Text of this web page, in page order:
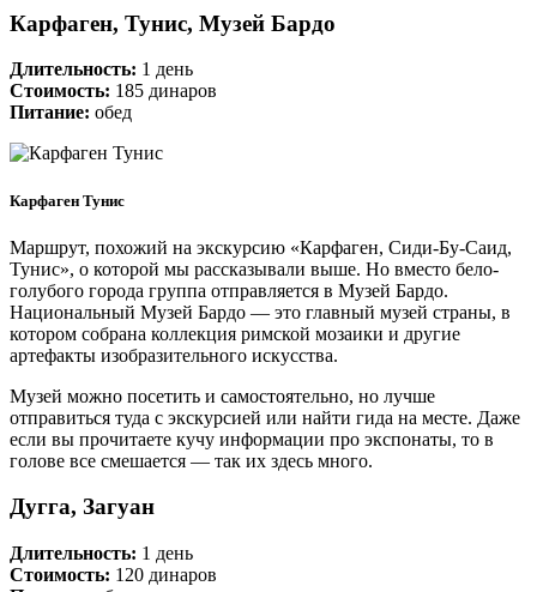
Карфаген, Тунис, Музей Бардо
Длительность: 1 день
Стоимость: 185 динаров
Питание: обед
Карфаген Тунис
Маршрут, похожий на экскурсию «Карфаген, Сиди-Бу-Саид,
Тунис», о которой мы рассказывали выше. Но вместо бело-
голубого города группа отправляется в Музей Бардо.
Национальный Музей Бардо — это главный музей страны, в
котором собрана коллекция римской мозаики и другие
артефакты изобразительного искусства.
Музей можно посетить и самостоятельно, но лучше
отправиться туда с экскурсией или найти гида на месте. Даже
если вы прочитаете кучу информации про экспонаты, то в
голове все смешается — так их здесь много.
Дугга, Загуан
Длительность: 1 день
Стоимость: 120 динаров